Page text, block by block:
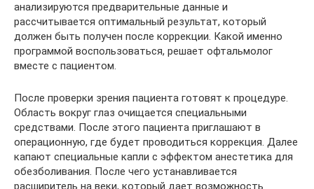
анализируются предварительные данные и
рассчитывается оптимальный результат, который
должен быть получен после коррекции. Какой именно
программой воспользоваться, решает офтальмолог
вместе с пациентом.
После проверки зрения пациента готовят к процедуре.
Область вокруг глаз очищается специальными
средствами. После этого пациента приглашают в
операционную, где будет проводиться коррекция. Далее
капают специальные капли с эффектом анестетика для
обезболивания. После чего устанавливается
расширитель на веки, который дает возможность